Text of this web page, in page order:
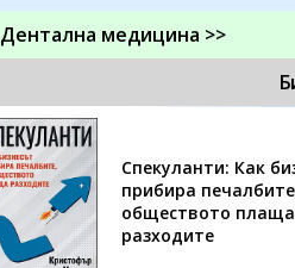
Дентална медицина >>
Спекуланти: Как
прибира
обществото плаща
разходите